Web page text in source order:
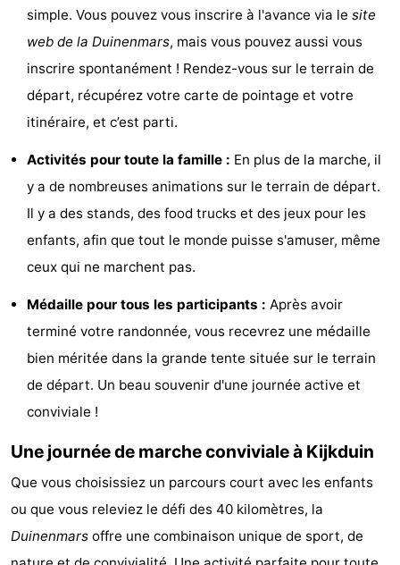
manger
Pratiques
Route
Stationnement
Adresses
Médicales
Région
Hollande-
Septentrionale
Nature
Duinen
aan
Zee
Bergen
-
Alkmaar
-
Egmond
simple. Vous pouvez vous inscrire à l'avance via le site
web de la Duinenmars, mais vous pouvez aussi vous
inscrire spontanément ! Rendez-vous sur le terrain de
départ, récupérez votre carte de pointage et votre
itinéraire, et c’est parti.
Activités pour toute la famille : En plus de la marche, il
y a de nombreuses animations sur le terrain de départ.
Il y a des stands, des food trucks et des jeux pour les
enfants, afin que tout le monde puisse s'amuser, même
ceux qui ne marchent pas.
Médaille pour tous les participants : Après avoir
terminé votre randonnée, vous recevrez une médaille
bien méritée dans la grande tente située sur le terrain
de départ. Un beau souvenir d'une journée active et
conviviale !
Une journée de marche conviviale à Kijkduin
Que vous choisissiez un parcours court avec les enfants
ou que vous releviez le défi des 40 kilomètres, la
Duinenmars offre une combinaison unique de sport, de